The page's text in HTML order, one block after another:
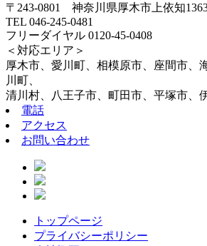
〒243-0801 神奈川県厚木市上依知
TEL 046-245-0481
フリーダイヤル 0120-45-0408
＜対応エリア＞
厚木市、愛川町、相模原市、座間市、
川町、
清川村、八王子市、町田市、平塚市、
電話
アクセス
お問い合わせ
トップページ
プライバシーポリシー